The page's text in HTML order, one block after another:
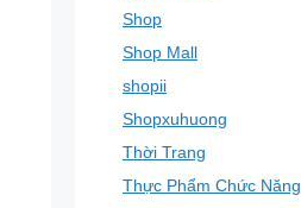
Shop
Shop Mall
shopii
Shopxuhuong
Thời Trang
Thực Phẩm Chức Năng